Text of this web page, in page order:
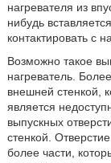
нагревателя из
нибудь
контактировать с
Возможно такое
нагреватель.
внешней стенкой,
является
выпускных
стенкой.
более части,